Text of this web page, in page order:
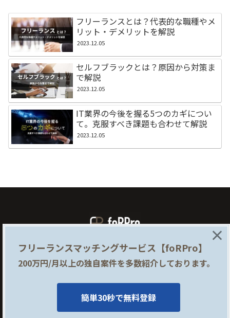
フリーランスとは？代表的な職種やメ
リット・デメリットを解説
2023.12.05
セルフブラックとは？原因から対策ま
で解説
2023.12.05
IT業界の今後を握る5つのカギについ
て。克服すべき課題も合わせて解説
2023.12.05
foRProとは
企業様はこちら
提携サイト
利用規約
新規会員登録（無料）
お問い合わせ
Copyright ©Regrit partnars. Inc All Rights Reserved.
フリーランスマッチングサービス【foRPro】
200万円/月以上の独自案件を多数紹介しております。
簡単30秒で無料登録
×